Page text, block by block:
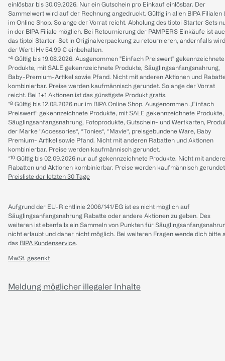
einlösbar bis 30.09.2026. Nur ein Gutschein pro Einkauf einlösbar. Der
Sammelwert wird auf der Rechnung angedruckt. Gültig in allen BIPA Filialen
im Online Shop. Solange der Vorrat reicht. Abholung des tiptoi Starter Sets
in der BIPA Filiale möglich. Bei Retournierung der PAMPERS Einkäufe ist
das tiptoi Starter-Set in Originalverpackung zu retournieren, andernfalls wird
der Wert iHv 54.99 € einbehalten.
*⁴ Gültig bis 19.08.2026. Ausgenommen "Einfach Preiswert" gekennzeichnete
Produkte, mit SALE gekennzeichnete Produkte, Säuglingsanfangsnahrung,
Baby-Premium-Artikel sowie Pfand. Nicht mit anderen Aktionen und
kombinierbar. Preise werden kaufmännisch gerundet. Solange der Vorrat
reicht. Bei 1+1 Aktionen ist das günstigste Produkt gratis.
*⁸ Gültig bis 12.08.2026 nur im BIPA Online Shop. Ausgenommen „Einfach
Preiswert“ gekennzeichnete Produkte, mit SALE gekennzeichnete Produkte,
Säuglingsanfangsnahrung, Fotoprodukte, Gutschein- und Wertkarten,
der Marke “Accessories“, “Tonies“, “Mavie“, preisgebundene Ware, Baby
Premium- Artikel sowie Pfand. Nicht mit anderen Rabatten und Aktionen
kombinierbar. Preise werden kaufmännisch gerundet.
*¹⁰ Gültig bis 02.09.2026 nur auf gekennzeichnete Produkte. Nicht mit
Rabatten und Aktionen kombinierbar. Preise werden kaufmännisch
Preisliste der letzten 30 Tage
Aufgrund der EU-Richtlinie 2006/141/EG ist es nicht möglich auf
Säuglingsanfangsnahrung Rabatte oder andere Aktionen zu geben. Des
weiteren ist ebenfalls ein Sammeln von Punkten für
nicht erlaubt und daher nicht möglich. Bei weiteren Fragen wende dich bitte
das BIPA Kundenservice.
MwSt. gesenkt
Meldung möglicher illegaler Inhalte